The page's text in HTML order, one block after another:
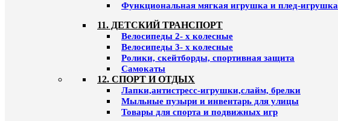
Функциональная мягкая игрушка и плед-игрушка
11. ДЕТСКИЙ ТРАНСПОРТ
Велосипеды 2- х колесные
Велосипеды 3- х колесные
Ролики, скейтборды, спортивная защита
Самокаты
12. СПОРТ И ОТДЫХ
Лапки,антистресс-игрушки,слайм, брелки
Мыльные пузыри и инвентарь для улицы
Товары для спорта и подвижных игр